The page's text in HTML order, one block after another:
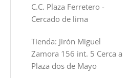
C.C. Plaza Ferretero -
Cercado de lima
Tienda: Jirón Miguel
Zamora 156 int. 5 Cerca a
Plaza dos de Mayo